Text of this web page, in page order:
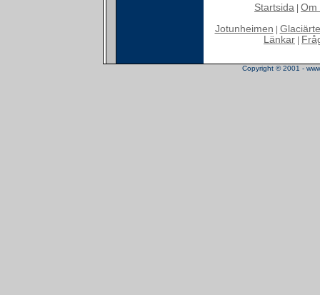
Startsida Om
Jotunheimen
Länkar
Copyright © 2001 -